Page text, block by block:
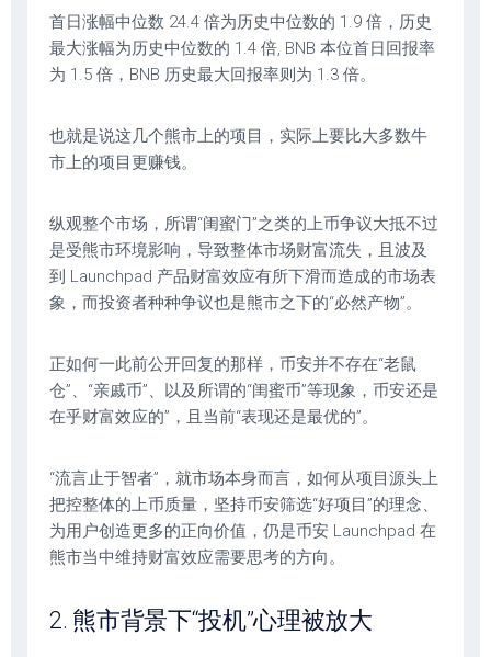
首日涨幅中位数 24.4 倍为历史中位数的 1.9 倍，历史
最大涨幅为历史中位数的 1.4 倍, BNB 本位首日回报率
为 1.5 倍，BNB 历史最大回报率则为 1.3 倍。
也就是说这几个熊市上的项目，实际上要比大多数牛
市上的项目更赚钱。
纵观整个市场，所谓“闺蜜门”之类的上币争议大抵不过
是受熊市环境影响，导致整体市场财富流失，且波及
到 Launchpad 产品财富效应有所下滑而造成的市场表
象，而投资者种种争议也是熊市之下的“必然产物”。
正如何一此前公开回复的那样，币安并不存在“老鼠
仓”、“亲戚币”、以及所谓的“闺蜜币”等现象，币安还是
在乎财富效应的”，且当前“表现还是最优的”。
“流言止于智者”，就市场本身而言，如何从项目源头上
把控整体的上币质量，坚持币安筛选“好项目”的理念、
为用户创造更多的正向价值，仍是币安 Launchpad 在
熊市当中维持财富效应需要思考的方向。
2. 熊市背景下“投机”心理被放大